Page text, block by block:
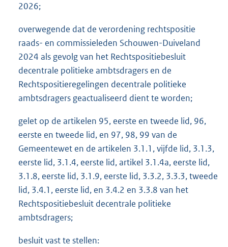
2026;
overwegende dat de verordening rechtspositie
raads- en commissieleden Schouwen-Duiveland
2024 als gevolg van het Rechtspositiebesluit
decentrale politieke ambtsdragers en de
Rechtspositieregelingen decentrale politieke
ambtsdragers geactualiseerd dient te worden;
gelet op de artikelen 95, eerste en tweede lid, 96,
eerste en tweede lid, en 97, 98, 99 van de
Gemeentewet en de artikelen 3.1.1, vijfde lid, 3.1.3,
eerste lid, 3.1.4, eerste lid, artikel 3.1.4a, eerste lid,
3.1.8, eerste lid, 3.1.9, eerste lid, 3.3.2, 3.3.3, tweede
lid, 3.4.1, eerste lid, en 3.4.2 en 3.3.8 van het
Rechtspositiebesluit decentrale politieke
ambtsdragers;
besluit vast te stellen: